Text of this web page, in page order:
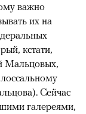
важно
их на
кстати,
Мальцовых,
Сейчас
галереями,